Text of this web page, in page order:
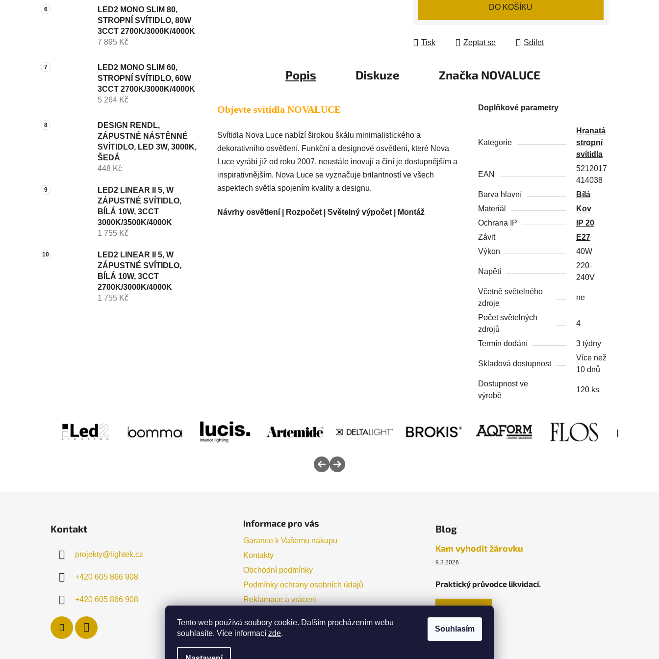
Tento web používá soubory cookie. Dalším procházením webu
souhlasíte. Více informací zde.
Souhlasím
LED2 MONO SLIM 80,
STROPNÍ SVÍTIDLO, 80W
3CCT 2700K/3000K/4000K
7 895 Kč
LED2 MONO SLIM 60,
STROPNÍ SVÍTIDLO, 60W
3CCT 2700K/3000K/4000K
5 264 Kč
DESIGN RENDL,
ZÁPUSTNÉ NÁSTĚNNÉ
SVÍTIDLO, LED 3W, 3000K,
ŠEDÁ
448 Kč
LED2 LINEAR II 5, W
ZÁPUSTNÉ SVÍTIDLO,
BÍLÁ 10W, 3CCT
3000K/3500K/4000K
1 755 Kč
LED2 LINEAR II 5, W
ZÁPUSTNÉ SVÍTIDLO,
BÍLÁ 10W, 3CCT
2700K/3000K/4000K
1 755 Kč
DO KOŠÍKU
Tisk Zeptat se Sdílet
Popis Diskuze Značka NOVALUCE
Objevte svítidla NOVALUCE
Svítidla Nova Luce nabízí širokou škálu minimalistického a
dekorativního osvětlení. Funkční a designové osvětlení, které Nova
Luce vyrábí již od roku 2007, neustále inovují a činí je dostupnějším a
inspirativnějším. Nova Luce se vyznačuje brilantností ve všech
aspektech světla spojením kvality a designu.
Návrhy osvětlení | Rozpočet | Světelný výpočet | Montáž
Doplňkové parametry
Kategorie
Hranatá
stropní
svítidla
EAN
5212017
414038
Barva hlavní
Bílá
Materiál
Kov
Ochrana IP
IP 20
Závit
E27
Výkon
40W
Napětí
220-
240V
Včetně světelného
zdroje
ne
Počet světelných
zdrojů
4
Termín dodání 3 týdny
Skladová dostupnost
Více než
10 dnů
Dostupnost ve
výrobě
120 ks
Kontakt
projekty@ lightek.cz
+420 605 866 908
+420 605 866 908
Informace pro vás
Garance k Vašemu nákupu
Kontakty
Obchodní podmínky
Podmínky ochrany osobních údajů
Reklamace a vrácení
Blog
Kam vyhodit žárovku
9.3.2026
Praktický průvodce likvidací.